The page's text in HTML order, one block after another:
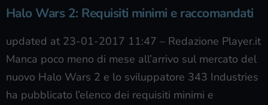
Halo Wars 2: Requisiti minimi e raccomandati
updated at 23-01-2017 11:47 – Redazione Player.it
Manca poco meno di mese all’arrivo sul mercato del
nuovo Halo Wars 2 e lo sviluppatore 343 Industries
ha pubblicato l’elenco dei requisiti minimi e